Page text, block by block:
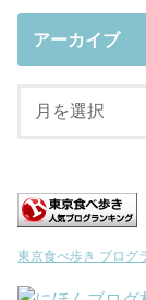
アーカイブ
東京食べ歩き ブログ